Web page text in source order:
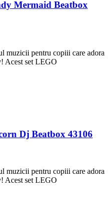
Mermaid Beatbox
muzicii pentru copiii care adora
Acest set LEGO
Dj Beatbox 43106
muzicii pentru copiii care adora
Acest set LEGO